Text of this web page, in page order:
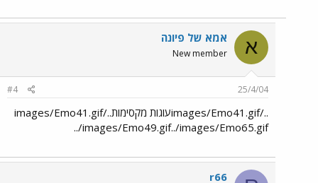
א אמא של פיונה
New member
25/4/04
#4
../images/Emo41.gifעוגות מקסימות../images/Emo41.gif
../images/Emo49.gif../images/Emo65.gif
r66